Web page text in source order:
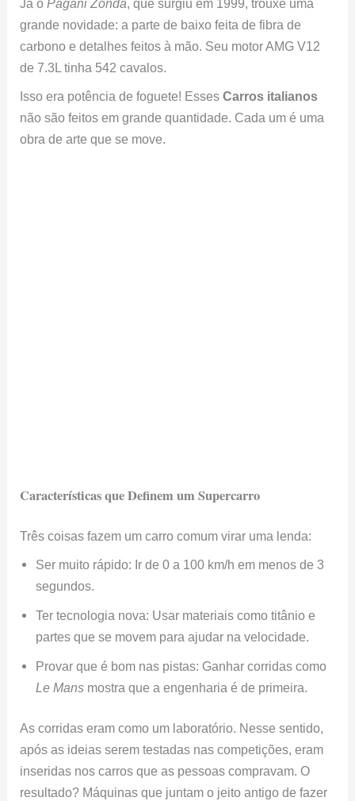
Já oPagani Zonda, que surgiu em 1999, trouxe uma
grande novidade: a parte de baixo feita de fibra de
carbono e detalhes feitos à mão. Seu motor AMG V12
de 7.3L tinha 542 cavalos.
Isso era potência de foguete! EssesCarros italianos
não são feitos em grande quantidade. Cada um é uma
obra de arte que se move.
Características que Definem um Supercarro
Três coisas fazem um carro comum virar uma lenda:
Ser muito rápido: Ir de 0 a 100 km/h em menos de 3
segundos.
Ter tecnologia nova: Usar materiais como titânio e
partes que se movem para ajudar na velocidade.
Provar que é bom nas pistas: Ganhar corridas como
Le Mans mostra que a engenharia é de primeira.
As corridas eram como um laboratório. Nesse sentido,
após as ideias serem testadas nas competições, eram
inseridas nos carros que as pessoas compravam. O
resultado? Máquinas que juntam o jeito antigo de fazer